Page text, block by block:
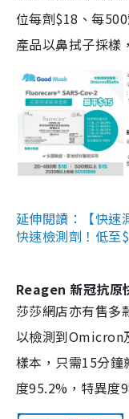
位每劑$18、每
產品以鼻拭子採樣
延伸閱讀：【快速
快速檢測劑！低至
Reagen 新冠抗原
莎莎網店亦有售多
以檢測到Omicron
樣本，只需15分
度95.2%，特異度